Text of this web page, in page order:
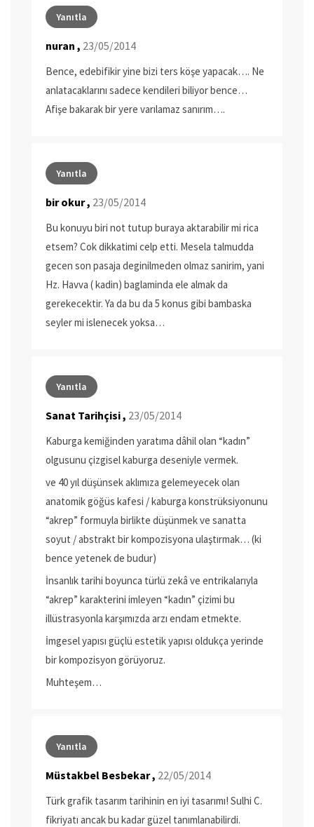
Yanıtla
nuran , 23/05/2014
Bence, edebifikir yine bizi ters köşe yapacak…. Ne
anlatacaklarını sadece kendileri biliyor bence…
Afişe bakarak bir yere varılamaz sanırım….
Yanıtla
bir okur , 23/05/2014
Bu konuyu biri not tutup buraya aktarabilir mi rica
etsem? Cok dikkatimi celp etti. Mesela talmudda
gecen son pasaja deginilmeden olmaz sanirim, yani
Hz. Havva ( kadin) baglaminda ele almak da
gerekecektir. Ya da bu da 5 konus gibi bambaska
seyler mi islenecek yoksa…
Yanıtla
Sanat Tarihçisi , 23/05/2014
Kaburga kemiğinden yaratıma dâhil olan “kadın”
olgusunu çizgisel kaburga deseniyle vermek.
ve 40 yıl düşünsek aklımıza gelemeyecek olan
anatomik göğüs kafesi / kaburga konstrüksiyonunu
“akrep” formuyla birlikte düşünmek ve sanatta
soyut / abstrakt bir kompozisyona ulaştırmak… (ki
bence yetenek de budur)
İnsanlık tarihi boyunca türlü zekâ ve entrikalarıyla
“akrep” karakterini imleyen “kadın” çizimi bu
illüstrasyonla karşımızda arzı endam etmekte.
İmgesel yapısı güçlü estetik yapısı oldukça yerinde
bir kompozisyon görüyoruz.
Muhteşem…
Yanıtla
Müstakbel Besbekar , 22/05/2014
Türk grafik tasarım tarihinin en iyi tasarımı! Sulhi C.
fikriyatı ancak bu kadar güzel tanımlanabilirdi.